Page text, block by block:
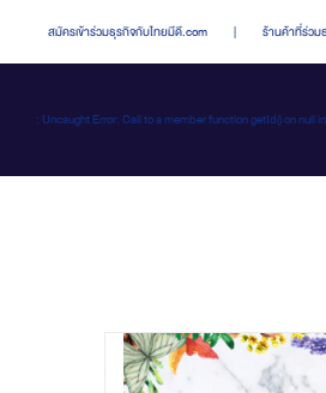
สมัครเข้าร่วมธุรกิจกับไทยมีดี.com | ร้านค้าที่ร่วม
: Uncaught Error: Call to a member function getId() on